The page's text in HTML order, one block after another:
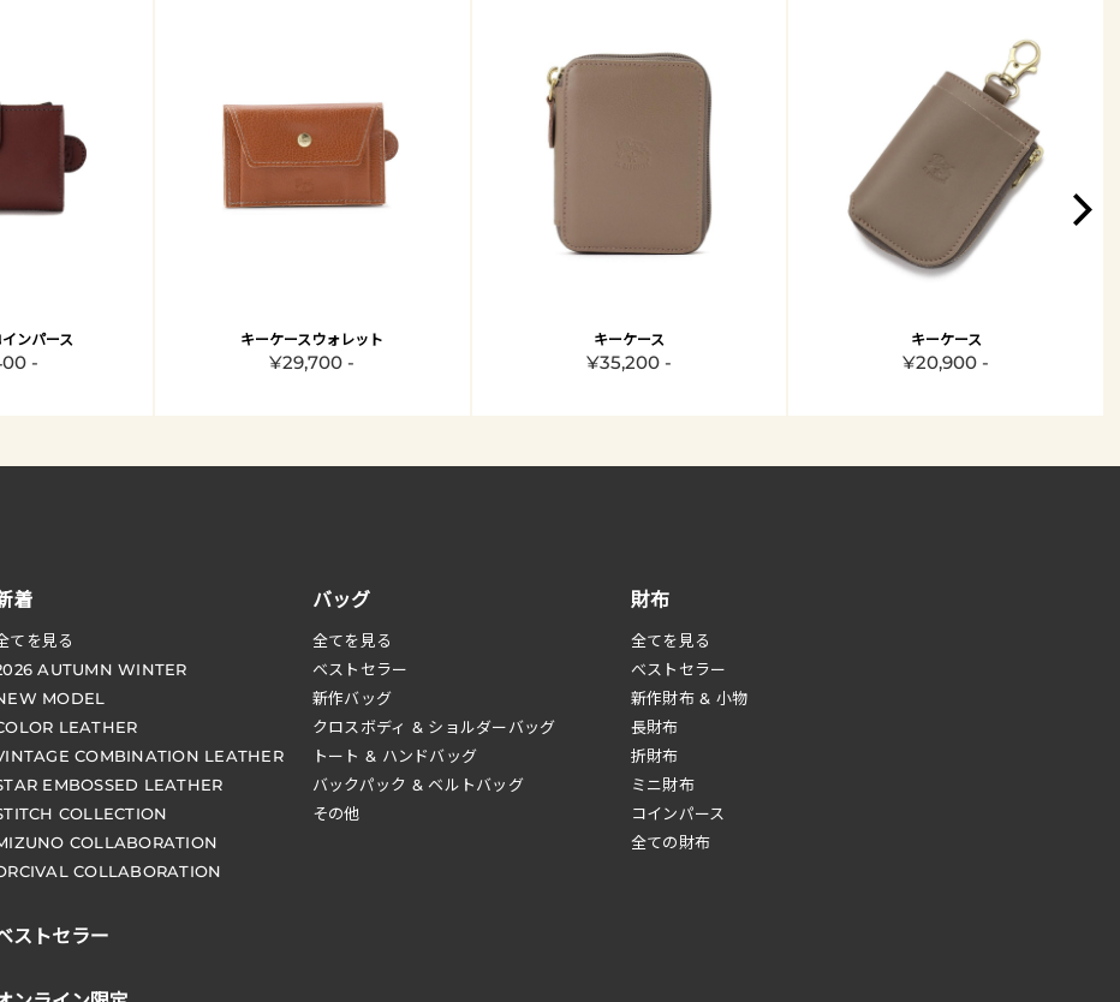
ンパース
-
キーケースウォレット
¥29,700 -
キーケース
¥35,200 -
キーケース
¥20,900 -
着
てを見る
AUTUMN WINTER
MODEL
LEATHER
COMBINATION LEATHER
EMBOSSED LEATHER
COLLECTION
COLLABORATION
COLLABORATION
ストセラー
財布
全てを見る
べストセラー
新作財布 & 小物
長財布
折財布
ミニ財布
コインパース
全ての財布
バッグ
全てを見る
ベストセラー
新作バッグ
クロスボディ & ショルダーバッグ
トート & ハンドバッグ
バックパック & ベルトバッグ
その他